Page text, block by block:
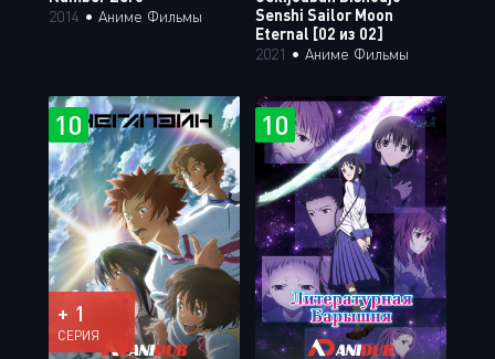
2014 • Аниме Фильмы
Senshi Sailor Moon
Eternal [02 из 02]
2021 • Аниме Фильмы
10
+ 1
СЕРИЯ
10